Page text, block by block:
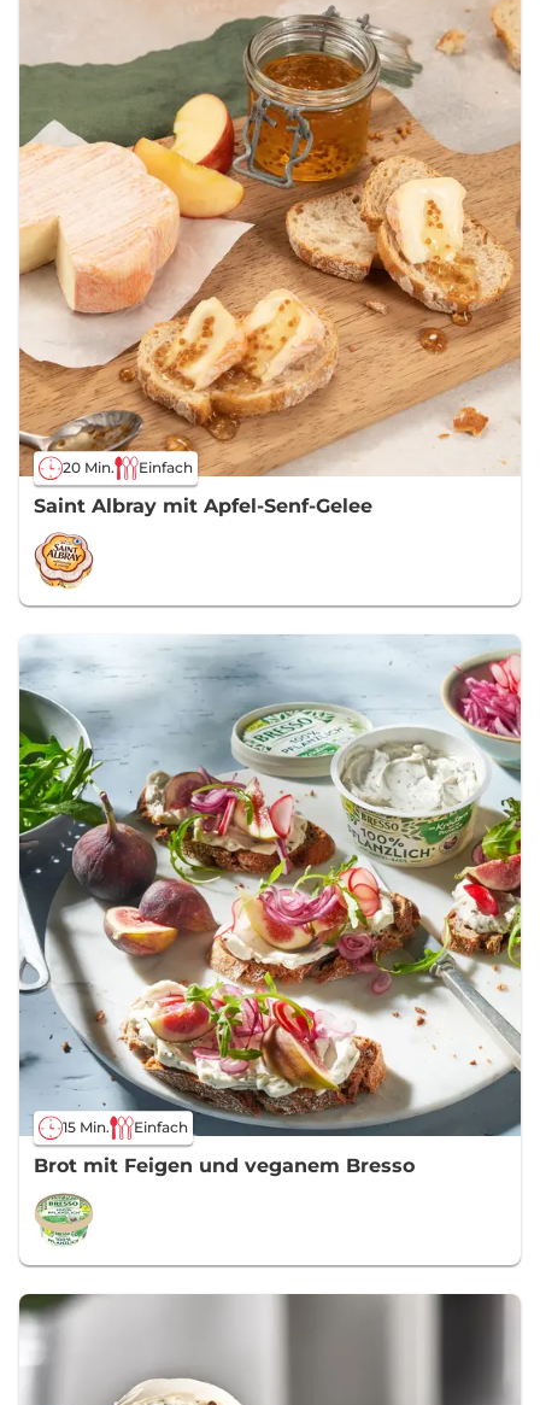
20 Min. Einfach
Saint Albray mit Apfel-Senf-Gelee
15 Min. Einfach
Brot mit Feigen und veganem Bresso